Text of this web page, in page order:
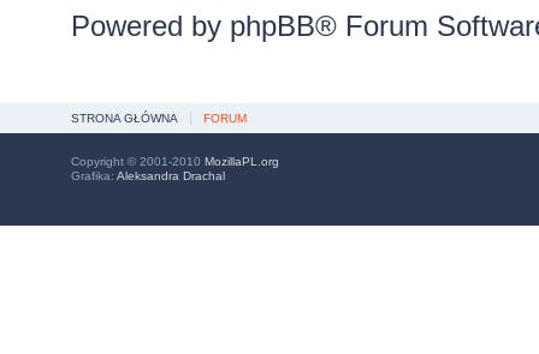
Powered by phpBB® Forum
STRONA GŁÓWNA FORUM
Copyright © 2001-2010 MozillaPL.org
Grafika: Aleksandra Drachal